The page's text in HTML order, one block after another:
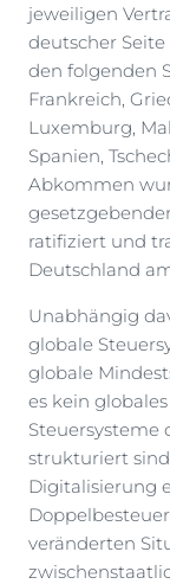
jeweiligen
deutscher
den folgenden
Frankreich,
Luxemburg,
Spanien,
Abkommen
ratifiziert und
Deutschland am
Unabhängig
globale
globale
es kein
Steuersysteme
strukturiert
Digitalisierung
veränderten